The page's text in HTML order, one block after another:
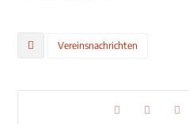
Vereinsnachrichten